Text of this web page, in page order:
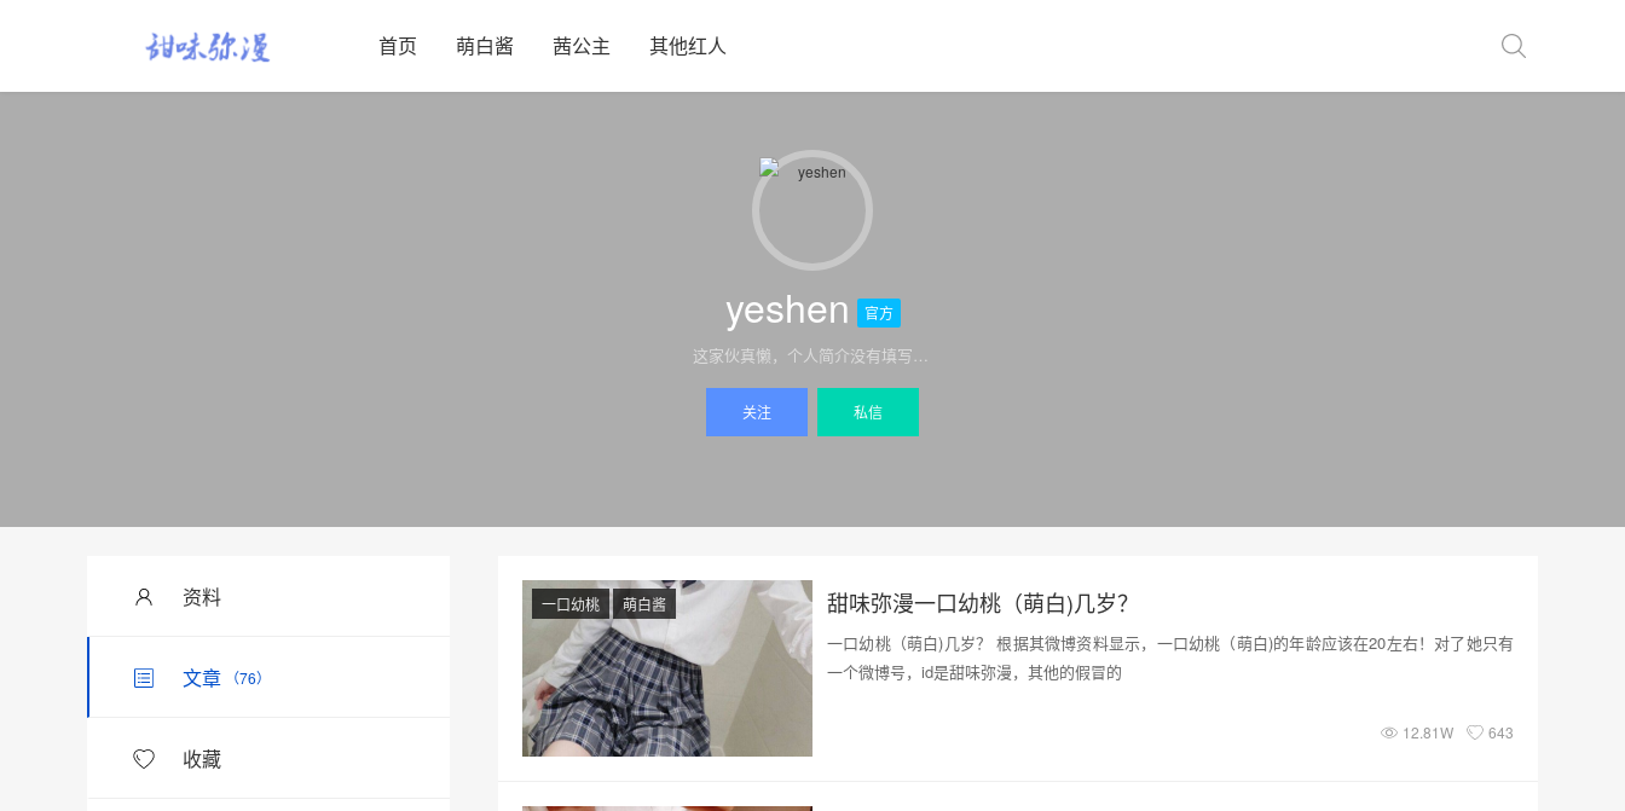
首页 萌白酱 茜公主 其他红人
yeshen 官方
这家伙真懒，个人简介没有填写…
关注 私信
资料
文章 （76）
收藏
甜味弥漫一口幼桃（萌白)几岁？
一口幼桃 萌白酱
一口幼桃（萌白)几岁？ 根据其微博资料显示，一口幼桃（萌白)的年龄应该在20左右！对了她只有
一个微博号，id是甜味弥漫，其他的假冒的
12.81W 643